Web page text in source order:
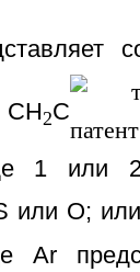
2C
1 или 2
или О;
Ar